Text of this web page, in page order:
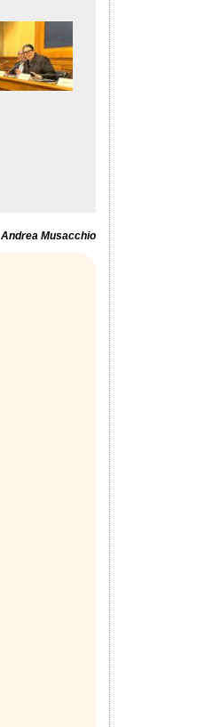
Andrea Musacchio